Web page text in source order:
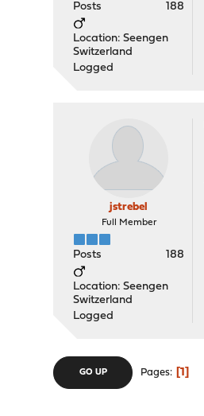
Posts 188
Location: Seengen
Switzerland
Logged
jstrebel
Full Member
Posts 188
Location: Seengen
Switzerland
Logged
GO UP Pages 1